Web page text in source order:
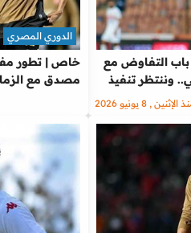
باب التفاوض مع
وننتظر تنفيذ
الإثنين , 8 يونيو 2026
خاص | تطور
مصدق مع
الدوري المصري